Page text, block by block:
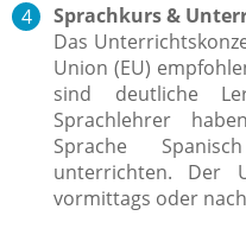
Sprachkurs &
Das
Union (EU)
sind deutliche
Sprachlehrer
Sprache
unterrichten. Der
vormittags oder